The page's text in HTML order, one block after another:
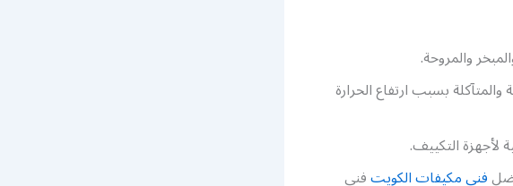
والمروحة.
بسبب ارتفاع الحرارة
لأجهزة التكييف.
فني مكيفات الكويتفني